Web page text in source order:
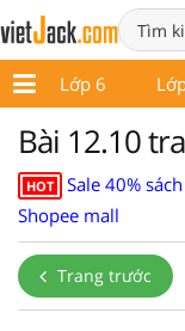
Lớp 6
Bài 12.10
HOT
Sale 40%
Shopee mall
Trang trước